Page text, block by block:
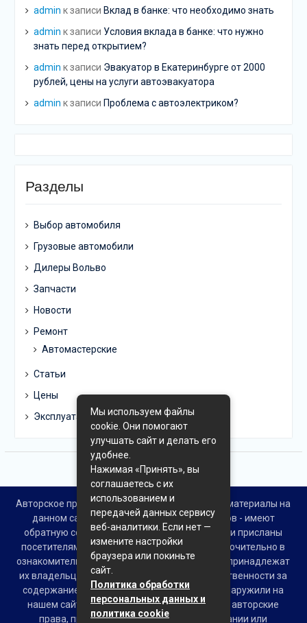
admin к записи Вклад в банке: что необходимо знать
admin к записи Условия вклада в банке: что нужно
знать перед открытием?
admin к записи Эвакуатор в Екатеринбурге от 2000
рублей, цены на услуги автоэвакуатора
admin к записи Проблема с автоэлектриком?
Разделы
Выбор автомобиля
Грузовые автомобили
Дилеры Вольво
Запчасти
Новости
Ремонт
Автомастерские
Статьи
Цены
Эксплуатация
Авторское право © Все права защищены. Все материалы на
данном сайте взяты из открытых источников - имеют
обратную ссылку на материал в интернете или присланы
посетителями сайта и предоставляются исключительно в
ознакомительных целях. Права на материалы принадлежат
их владельцам. Администрация сайта ответственности за
содержание материала не несет. Если Вы обнаружили на
нашем сайте материалы, которые нарушают авторские
права, принадлежащие Вам, Вашей компании или
Мы используем файлы
cookie. Они помогают
улучшать сайт и делать его
удобнее.
Нажимая «Принять», вы
соглашаетесь с их
использованием и
передачей данных сервису
веб-аналитики. Если нет —
измените настройки
браузера или покиньте
сайт.
Политика обработки
персональных данных и
политика cookie